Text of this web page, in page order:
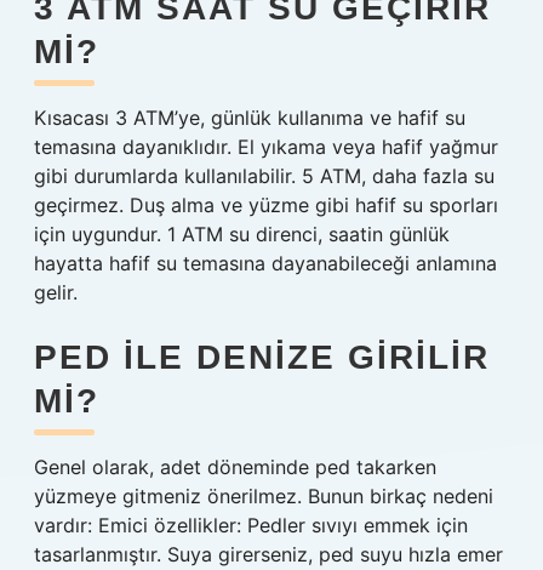
3 ATM SAAT SU GEÇIRIR
MI?
Kısacası 3 ATM’ye, günlük kullanıma ve hafif su
temasına dayanıklıdır. El yıkama veya hafif yağmur
gibi durumlarda kullanılabilir. 5 ATM, daha fazla su
geçirmez. Duş alma ve yüzme gibi hafif su sporları
için uygundur. 1 ATM su direnci, saatin günlük
hayatta hafif su temasına dayanabileceği anlamına
gelir.
PED ILE DENIZE GIRILIR
MI?
Genel olarak, adet döneminde ped takarken
yüzmeye gitmeniz önerilmez. Bunun birkaç nedeni
vardır: Emici özellikler: Pedler sıvıyı emmek için
tasarlanmıştır. Suya girerseniz, ped suyu hızla emer